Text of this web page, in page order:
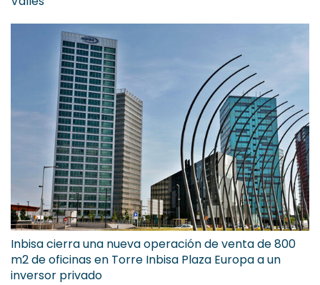
Inbisa cierra una nueva operación de venta de 800
m2 de oficinas en Torre Inbisa Plaza Europa a un
inversor privado